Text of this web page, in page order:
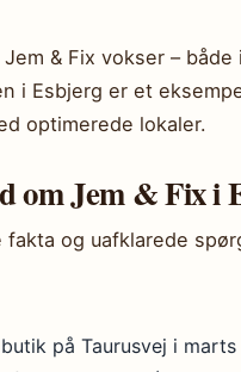
& Fix vokser –
i Esbjerg er et
optimerede lokaler.
om Jem & Fix i
og uafklarede
på Taurusvej i